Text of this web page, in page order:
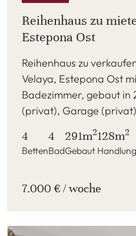
Reihenhaus zu
Estepona Ost
Reihenhaus zu
Velaya, Estepona Ost
Badezimmer, gebaut in
(privat), Garage (privat)
4
Betten
4
Bad
291m2
Gebaut
128m2
Handlung
7.000 € / woche